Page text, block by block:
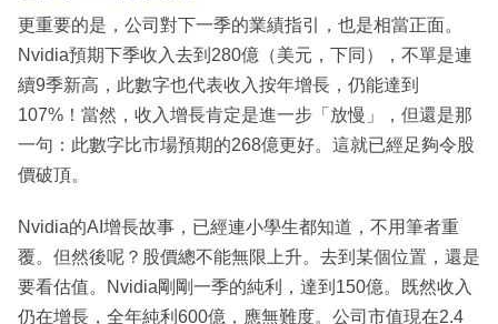
更重要的是，公司對下一季的業績指引，也是相當正面。
Nvidia預期下季收入去到280億（美元，下同），不單是連
續9季新高，此數字也代表收入按年增長，仍能達到
107%！當然，收入增長肯定是進一步「放慢」，但還是那
一句：此數字比市場預期的268億更好。這就已經足夠令股
價破頂。
Nvidia的AI增長故事，已經連小學生都知道，不用筆者重
覆。但然後呢？股價總不能無限上升。去到某個位置，還是
要看估值。Nvidia剛剛一季的純利，達到150億。既然收入
仍在增長，全年純利600億，應無難度。公司市值現在2.4